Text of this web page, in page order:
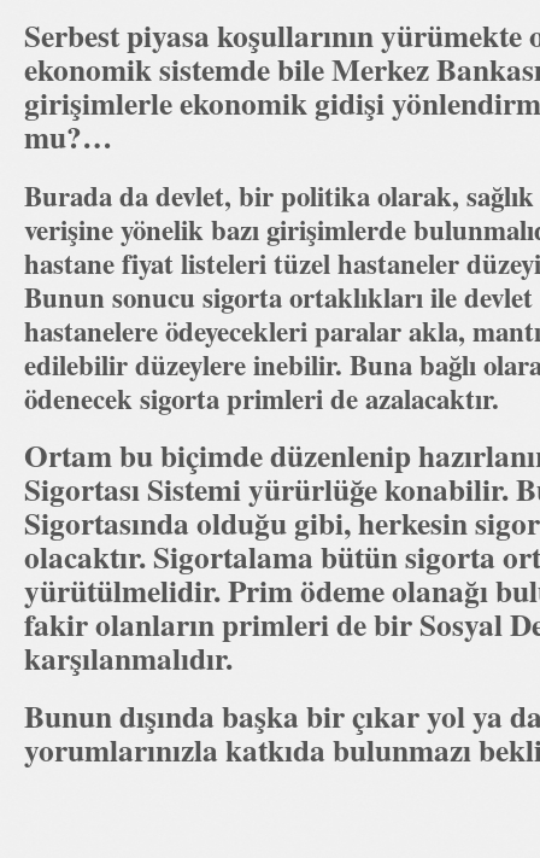
Serbest piyasa koşullarının yürümekte
ekonomik sistemde bile Merkez Bankası
girişimlerle ekonomik gidişi
mu?…
Burada da devlet, bir politika olarak,
verişine yönelik bazı girişimlerde
hastane fiyat listeleri tüzel hastaneler
Bunun sonucu sigorta ortaklıkları ile
hastanelere ödeyecekleri paralar akla,
edilebilir düzeylere inebilir. Buna bağlı
ödenecek sigorta primleri de azalacaktır.
Ortam bu biçimde düzenlenip
Sigortası Sistemi yürürlüğe konabilir.
Sigortasında olduğu gibi, herkesin
olacaktır. Sigortalama bütün sigorta
yürütülmelidir. Prim ödeme olanağı
fakir olanların primleri de bir Sosyal
karşılanmalıdır.
Bunun dışında başka bir çıkar yol ya
yorumlarınızla katkıda bulunmazı